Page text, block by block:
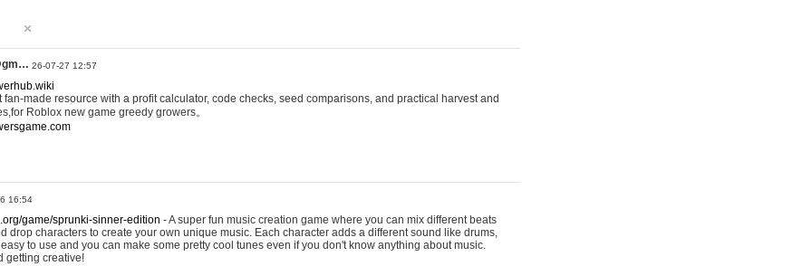
26-07-27 12:57
made resource with a profit calculator, code checks, seed comparisons, and practical harvest and
Roblox new game greedy growers。
16:54
game/sprunki-sinner-edition - A super fun music creation game where you can mix different beats
drop characters to create your own unique music. Each character adds a different sound like drums,
to use and you can make some pretty cool tunes even if you don't know anything about music.
getting creative!